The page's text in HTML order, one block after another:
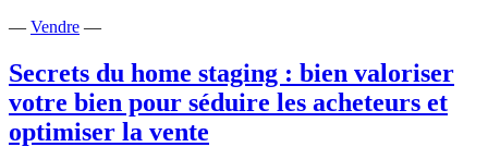
la
procédure
de
— Vendre —
Secrets du home staging : bien valoriser
votre bien pour séduire les acheteurs et
optimiser la vente